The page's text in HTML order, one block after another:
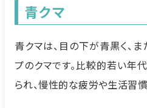
青クマ
青クマは、目の下が青黒く、
プのクマです。比較的若い年
られ、慢性的な疲労や生活習